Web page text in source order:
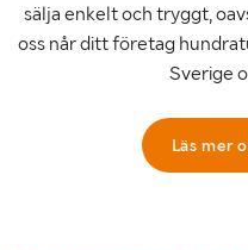
sälja enkelt och tryggt,
oss når ditt företag
Sverige
Läs mer